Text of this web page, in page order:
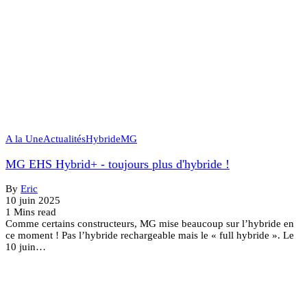
A la UneActualitésHybrideMG
MG EHS Hybrid+ - toujours plus d'hybride !
By Eric
10 juin 2025
1 Mins read
Comme certains constructeurs, MG mise beaucoup sur l’hybride en
ce moment ! Pas l’hybride rechargeable mais le « full hybride ». Le
10 juin…